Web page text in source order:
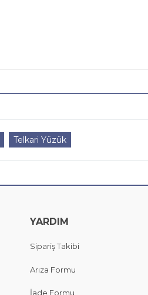
Telkari Yüzük
YARDIM
Sipariş Takibi
Arıza Formu
İade Formu